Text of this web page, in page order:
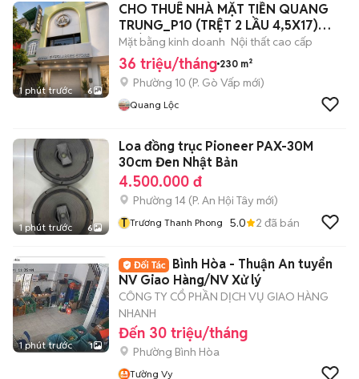
1 phút trước 6
CHO THUÊ NHÀ MẶT TIỀN QUANG
TRUNG_P10 (TRỆT 2 LẦU 4,5X17)
NHÀ MỚI
Mặt bằng kinh doanh Nội thất cao cấp
36 triệu/tháng 230 m²
Phường 10 (P. Gò Vấp mới)
Quang Lộc
1 phút trước 6
Loa đồng trục Pioneer PAX-30M
30cm Đen Nhật Bản
4.500.000 đ
Phường 14 (P. An Hội Tây mới)
T Trương Thanh Phong 5.0 2 đã bán
1 phút trước 1
Bình Hòa - Thuận An tuyển
NV Giao Hàng/NV Xử lý
CÔNG TY CỔ PHẦN DỊCH VỤ GIAO HÀNG
NHANH
Đến 30 triệu/tháng
Phường Bình Hòa
Tường Vy